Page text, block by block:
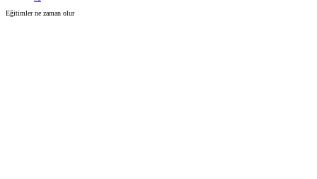
Eğitimler ne zaman olur